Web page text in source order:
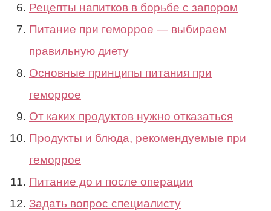
Рецепты напитков в борьбе с запором
Питание при геморрое — выбираем
правильную диету
Основные принципы питания при
геморрое
От каких продуктов нужно отказаться
Продукты и блюда, рекомендуемые при
геморрое
Питание до и после операции
Задать вопрос специалисту